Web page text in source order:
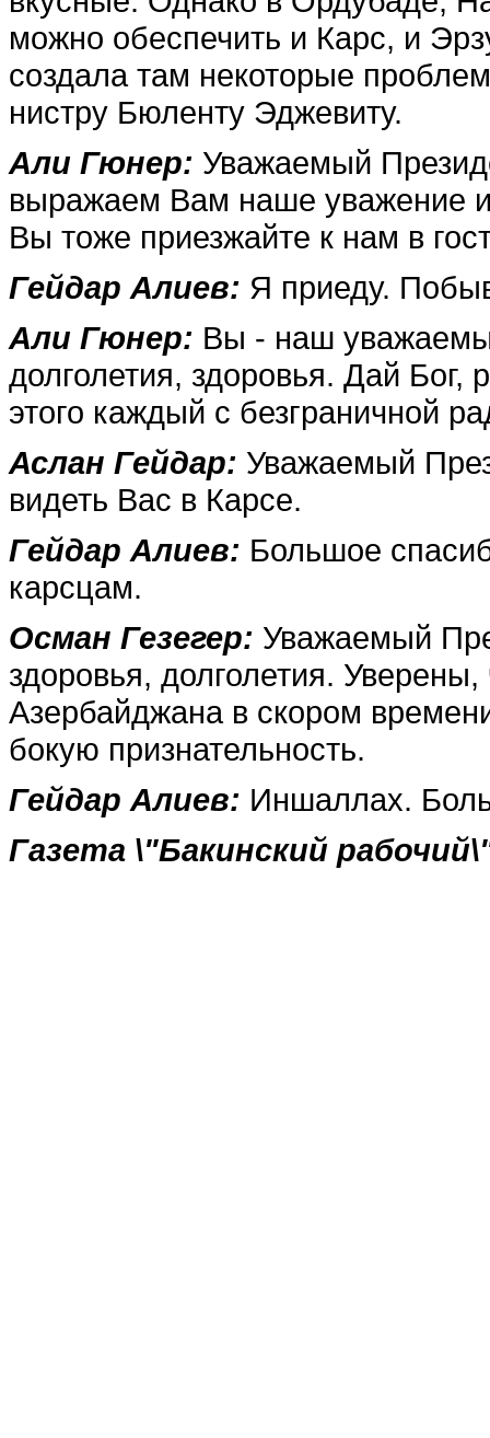
можно обеспечить и Карс, и
создала там некоторые
нистру Бюленту Эджевиту.
Али Гюнер: Уважаемый
выражаем Вам наше уважение
Вы тоже приезжайте к нам в
Гейдар Алиев: Я приеду.
Али Гюнер: Вы - наш
долголетия, здоровья. Дай
этого каждый с безграничной
Аслан Гейдар: Уважаемый
видеть Вас в Карсе.
Гейдар Алиев: Большое
карсцам.
Осман Гезегер: Уважае­мый
здоровья, дол­голетия.
Азербайд­жана в скором
бокую признательность.
Гейдар Алиев: Иншаллах.
Газета \"Бакинский